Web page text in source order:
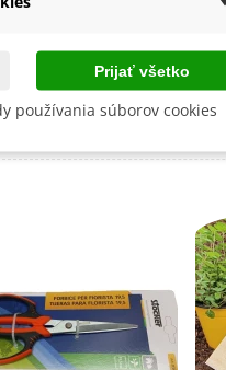
Prijať všetko
používania súborov cookies